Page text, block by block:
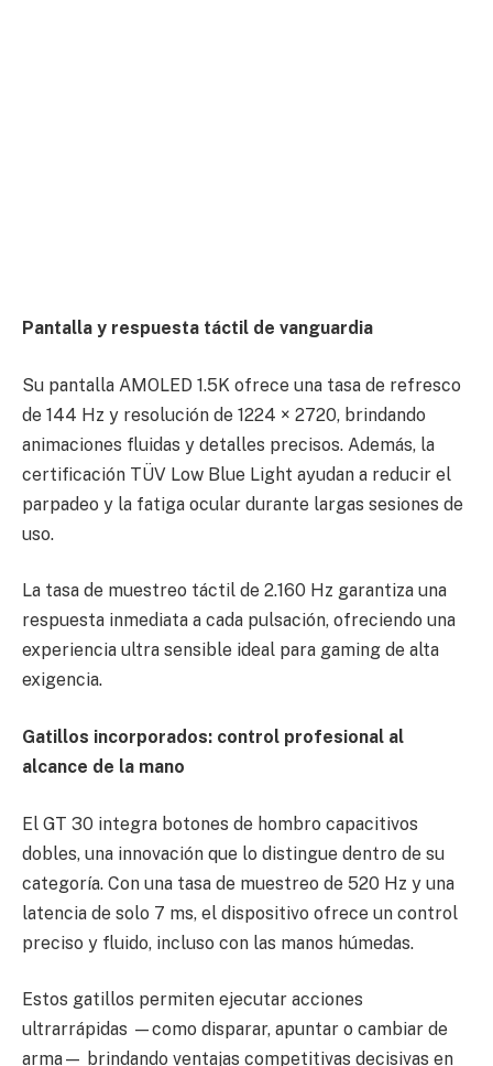
Pantalla y respuesta táctil de vanguardia
Su pantalla AMOLED 1.5K ofrece una tasa de refresco
de 144 Hz y resolución de 1224 × 2720, brindando
animaciones fluidas y detalles precisos. Además, la
certificación TÜV Low Blue Light ayudan a reducir el
parpadeo y la fatiga ocular durante largas sesiones de
uso.
La tasa de muestreo táctil de 2.160 Hz garantiza una
respuesta inmediata a cada pulsación, ofreciendo una
experiencia ultra sensible ideal para gaming de alta
exigencia.
Gatillos incorporados: control profesional al
alcance de la mano
El GT 30 integra botones de hombro capacitivos
dobles, una innovación que lo distingue dentro de su
categoría. Con una tasa de muestreo de 520 Hz y una
latencia de solo 7 ms, el dispositivo ofrece un control
preciso y fluido, incluso con las manos húmedas.
Estos gatillos permiten ejecutar acciones
ultrarrápidas —como disparar, apuntar o cambiar de
arma— brindando ventajas competitivas decisivas en